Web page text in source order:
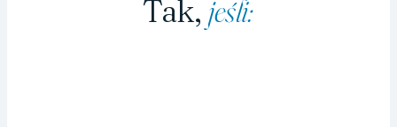
Tak, jeśli: